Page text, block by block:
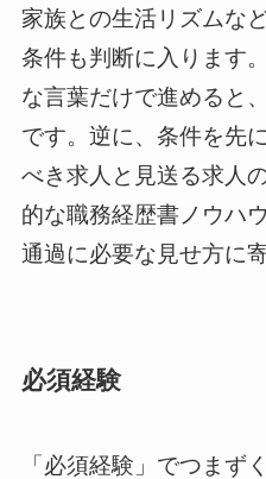
家族との生活リズムな
条件も判断に入ります
な言葉だけで進めると
です。逆に、条件を先
べき求人と見送る求人
的な職務経歴書ノウハ
通過に必要な見せ方に
必須経験
「必須経験」でつまず